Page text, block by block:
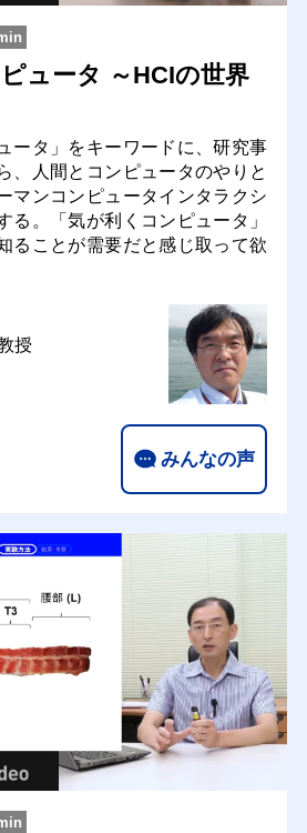
ュータ ～HCIの世界
ータ」をキーワードに、研究事
、人間とコンピュータのやりと
マンコンピュータインタラクシ
る。「気が利くコンピュータ」
ることが需要だと感じ取って欲
授
みんなの声